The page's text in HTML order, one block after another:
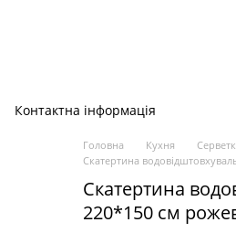
Контактна інформація
Головна Кухня
Скатертина
Скатертина
220*150 см